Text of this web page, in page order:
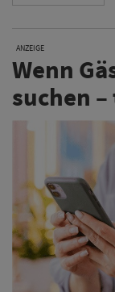
ANZEIGE
Wenn
suchen